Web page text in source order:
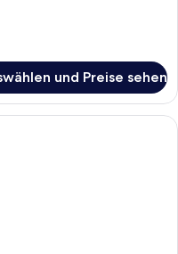
und Preise sehen